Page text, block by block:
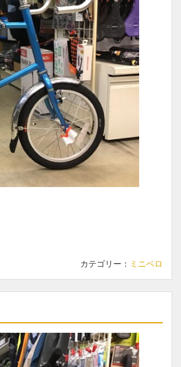
カテゴリー： ミニベロ